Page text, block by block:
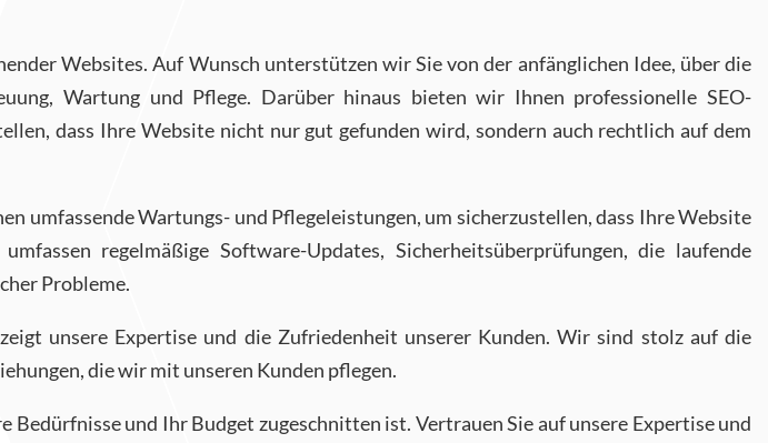
Websites. Auf Wunsch unterstützen wir Sie von der anfänglichen Idee, über die
Wartung und Pflege. Darüber hinaus bieten wir Ihnen professionelle SEO-
dass Ihre Website nicht nur gut gefunden wird, sondern auch rechtlich auf dem
umfassende Wartungs- und Pflegeleistungen, um sicherzustellen, dass Ihre Website
regelmäßige Software-Updates, Sicherheitsüberprüfungen, die laufende
Probleme.
unsere Expertise und die Zufriedenheit unserer Kunden. Wir sind stolz auf die
die wir mit unseren Kunden pflegen.
und Ihr Budget zugeschnitten ist. Vertrauen Sie auf unsere Expertise und